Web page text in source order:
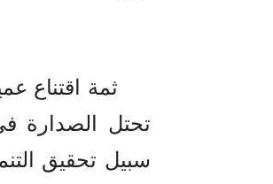
ثمة اقتناع
تحتل الصدارة
سبيل تحقيق